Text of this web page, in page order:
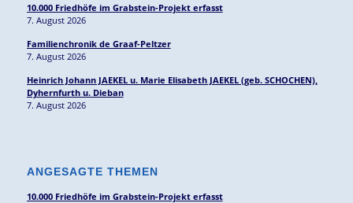
10.000 Friedhöfe im Grabstein-Projekt erfasst
7. August 2026
Familienchronik de Graaf-Peltzer
7. August 2026
Heinrich Johann JAEKEL u. Marie Elisabeth JAEKEL (geb. SCHOCHEN),
Dyhernfurth u. Dieban
7. August 2026
ANGESAGTE THEMEN
10.000 Friedhöfe im Grabstein-Projekt erfasst